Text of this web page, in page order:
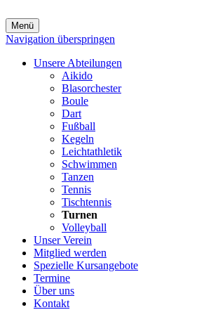
Menü
Navigation überspringen
Unsere Abteilungen
Aikido
Blasorchester
Boule
Dart
Fußball
Kegeln
Leichtathletik
Schwimmen
Tanzen
Tennis
Tischtennis
Turnen
Volleyball
Unser Verein
Mitglied werden
Spezielle Kursangebote
Termine
Über uns
Kontakt